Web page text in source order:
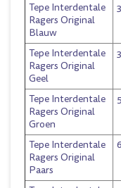
Tepe Interdentale
Ragers Original
Blauw
Tepe Interdentale
Ragers Original
Geel
Tepe Interdentale
Ragers Original
Groen
Tepe Interdentale
Ragers Original
Paars